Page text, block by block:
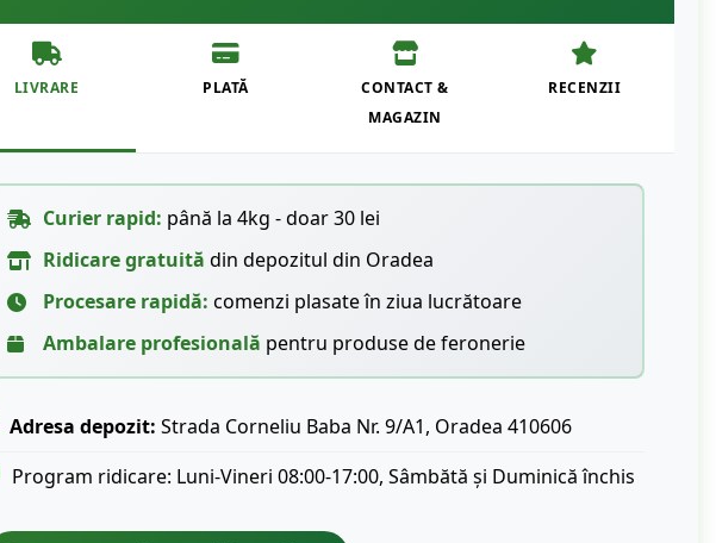
LIVRARE PLATĂ
CONTACT &
MAGAZIN
RECENZII
Curier rapid: până la 4kg - doar 30 lei
Ridicare gratuită din depozitul din Oradea
Procesare rapidă: comenzi plasate în ziua lucrătoare
Ambalare profesională pentru produse de feronerie
Adresa depozit: Strada Corneliu Baba Nr. 9/A1, Oradea 410606
Program ridicare: Luni-Vineri 08:00-17:00, Sâmbătă și Duminică închis